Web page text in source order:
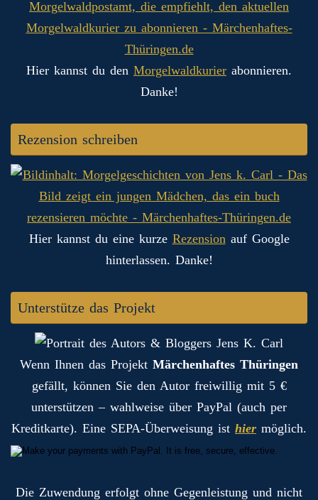
Hier kannst du den Morgelwaldkurier abonnieren.
Danke!
Rezension schreiben
Hier kannst du eine kurze Rezension auf Google
hinterlassen. Danke!
Unterstütze das Projekt
Wenn Ihnen das Projekt Märchenhaftes Thüringen
gefällt, können Sie den Autor freiwillig mit 5 €
unterstützen – wahlweise über PayPal (auch per
Kreditkarte). Eine SEPA-Überweisung ist hier möglich.
Die Zuwendung erfolgt ohne Gegenleistung und nicht